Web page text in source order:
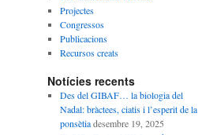
Projectes
Congressos
Publicacions
Recursos creats
Notícies recents
Des del GIBAF… la biologia del
Nadal: bràctees, ciatis i l’esperit de la
ponsètia desembre 19, 2025